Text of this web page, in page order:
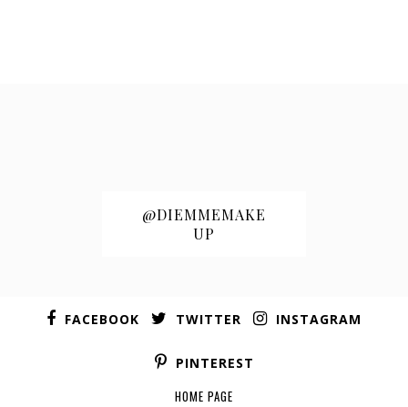
@DIEMMEMAKE
UP
FACEBOOK TWITTER INSTAGRAM
PINTEREST
HOME PAGE